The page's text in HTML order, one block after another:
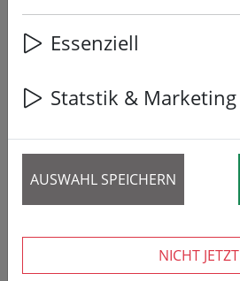
Essenziell
Statstik & Marketing
AUSWAHL SPEICHERN
NICHT JETZT